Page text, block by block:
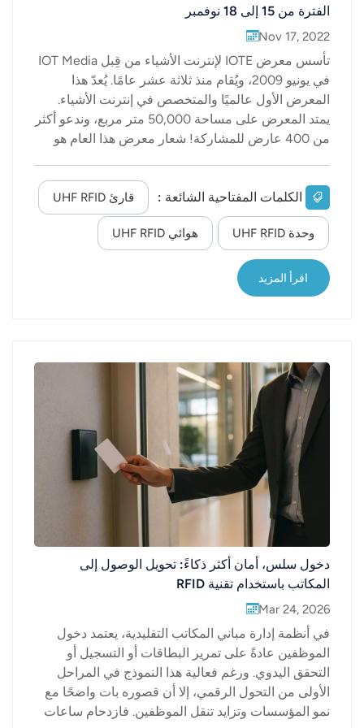
الفترة من 15 إلى 18 نوفمبر
Nov 17, 2022
تأسس معرض IOTE لإنترنت الأشياء من قِبل IOT Media
في يونيو 2009، ويُقام منذ ثلاثة عشر عامًا. يُعدّ هذا
المعرض الأول عالميًا والمتخصص في إنترنت الأشياء.
يمتد المعرض على مساحة 50,000 متر مربع، وندعو أكثر
من 400 عارض للمشاركة! شعار معرض هذا العام هو
شكّل الطلب المتزايد الناتج عن "الدورة المزدوجة
الداخلية والخارجية" بيئة خصبة لتطوير إنترنت الأشياء. لم
يعد الوصول إلى سوق بحجم تريليونات الدولارات مجرد
شعار. إليكم أحدث المعلومات القيّمة حول إنترنت الأشياء
في الوقت المناسب!أصبح إنترنت الأشياء، باعتباره
الموجة الثالثة من تطور المعلوماتية العالمية بعد
الحواسيب والإنترنت، جزءاً هاماً من استراتيجية تطوير
الكلمات المفتاحية الشائعة : قارئ UHF RFID
وحدة UHF RFID هوائي UHF RFID
اقرأ المزيد
دخول سلس، أمان أكثر ذكاءً: تحويل الوصول إلى
المكاتب باستخدام تقنية RFID
Mar 24, 2026
في أنظمة إدارة مباني المكاتب التقليدية، يعتمد دخول
الموظفين عادةً على تمرير البطاقات أو التسجيل أو
التحقق اليدوي. ورغم فعالية هذا النموذج في المراحل
الأولى من التحول الرقمي، إلا أن قصوره بات واضحًا مع
نمو المؤسسات وتزايد تنقل الموظفين. فازدحام ساعات